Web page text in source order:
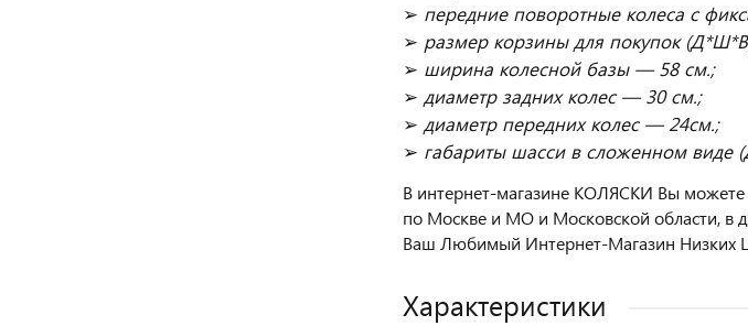
➢ передние поворотные колеса с
➢ размер корзины для покупок
➢ ширина колесной базы — 58 см.;
➢ диаметр задних колес — 30 см.;
➢ диаметр передних колес — 24см.;
➢ габариты шасси в сложенном
В интернет-магазине КОЛЯСКИ Вы можете
по Москве и МО и Московской области, в
Ваш Любимый Интернет-Магазин Низких
Характеристики